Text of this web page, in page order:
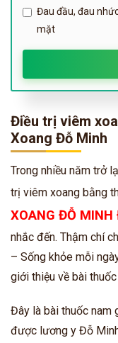
Đau đầu, đau
mặt
Điều trị viêm
Xoang Đỗ Minh
Trong nhiều năm trở
trị viêm xoang bằng
XOANG ĐỖ MINH
nhắc đến. Thậm chí
– Sống khỏe mỗi
giới thiệu về bài thuốc
Đây là bài thuốc nam
được lương y Đỗ